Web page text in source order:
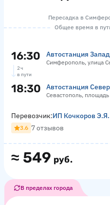
Пересадка в
Общее время в
16:30 Автостанция
Симферополь, улица
2 ч
в пути
18:30 Автостанция
Севастополь,
≈ 549 руб.
Перевозчик:ИП Кочкоров Э.Я.
3.6 7 отзывов
В пределах города